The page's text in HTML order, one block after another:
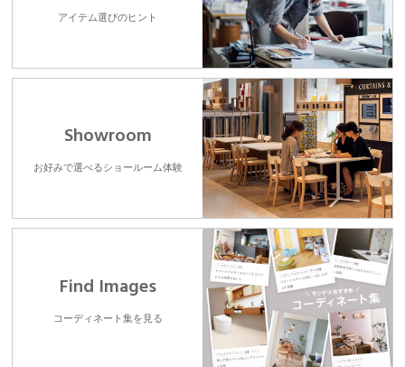
アイテム選びのヒント
Showroom
お好みで選べるショールーム体験
Find Images
コーディネート集を見る